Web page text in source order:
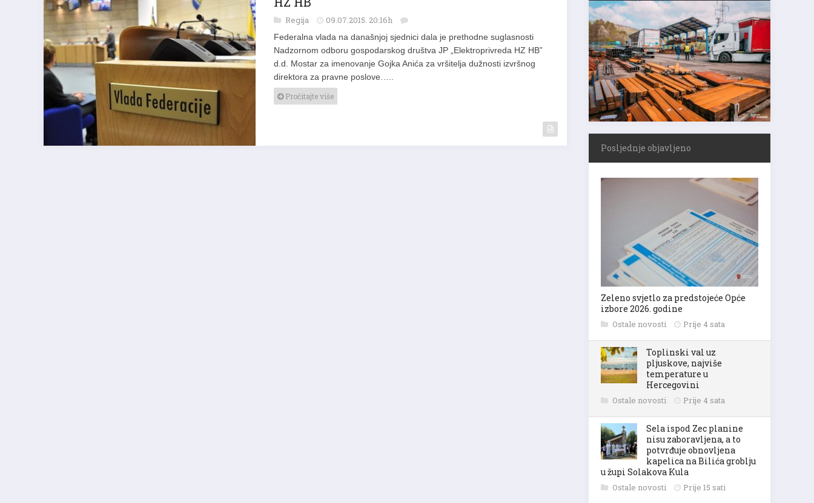
HZ HB
Regija 09.07.2015. 20:16h
Federalna vlada na današnjoj sjednici dala je prethodne suglasnosti
Nadzornom odboru gospodarskog društva JP „Elektroprivreda HZ HB”
d.d. Mostar za imenovanje Gojka Anića za vršitelja dužnosti izvršnog
direktora za pravne poslove…..
Pročitajte više
Posljednje objavljeno
Zeleno svjetlo za predstojeće Opće
izbore 2026. godine
Ostale novosti Prije 4 sata
Toplinski val uz
pljuskove, najviše
temperature u
Hercegovini
Ostale novosti Prije 4 sata
Sela ispod Zec planine
nisu zaboravljena, a to
potvrđuje obnovljena
kapelica na Bilića groblju
u župi Solakova Kula
Ostale novosti Prije 15 sati